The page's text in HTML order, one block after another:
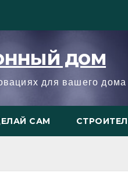
дом
для вашего дома
САМ